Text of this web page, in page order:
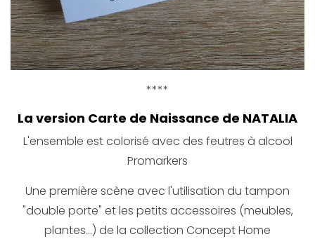
****
La version Carte de Naissance de NATALIA
L'ensemble est colorisé avec des feutres à alcool
Promarkers
Une première scène avec l'utilisation du tampon
"double porte" et les petits accessoires (meubles,
plantes...) de la collection Concept Home